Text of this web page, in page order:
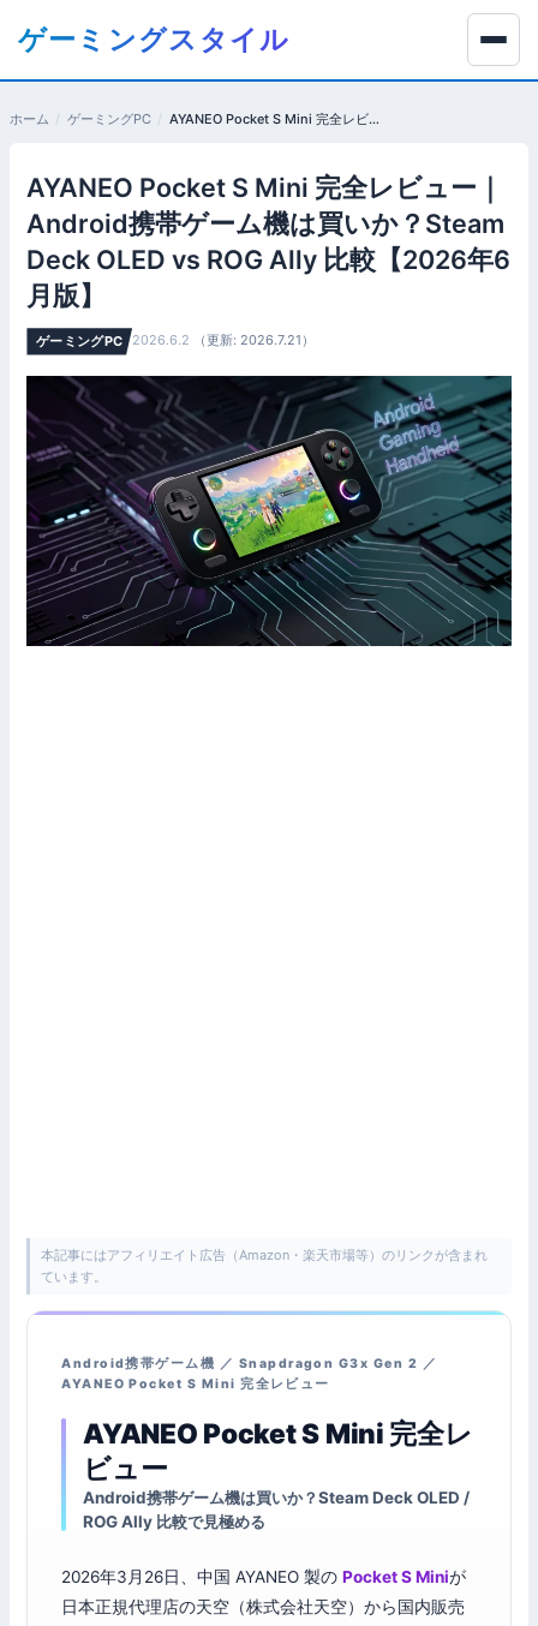
ツ
ゲーミングスタイル
ホーム ゲーミングPC AYANEO Pocket S Mini 完全レビュー｜Android携帯ゲーム機は買いか？Steam Deck OLED vs ROG Ally 比較【2026年6月版】
AYANEO Pocket S Mini 完全レビュー｜
Android携帯ゲーム機は買いか？Steam
Deck OLED vs ROG Ally 比較【2026年6
月版】
ゲーミングPC 2026.6.2 （更新: 2026.7.21）
本記事にはアフィリエイト広告（Amazon・楽天市場等）のリンクが含まれ
ています。
Android携帯ゲーム機 ／ Snapdragon G3x Gen 2 ／
AYANEO Pocket S Mini 完全レビュー
AYANEO Pocket S Mini 完全レ
ビュー
Android携帯ゲーム機は買いか？Steam Deck OLED /
ROG Ally 比較で見極める
2026年3月26日、中国 AYANEO 製のPocket S Miniが
日本正規代理店の天空（株式会社天空）から国内販売